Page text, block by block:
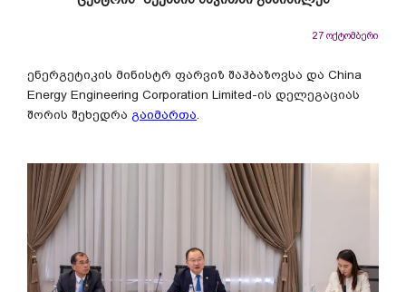
27 ოქტომბერი
ენერგეტიკის მინისტრ ფარვიზ შაჰბაზოვსა და China
Energy Engineering Corporation Limited-ის დელეგაციას
შორის შეხედრა გაიმართა